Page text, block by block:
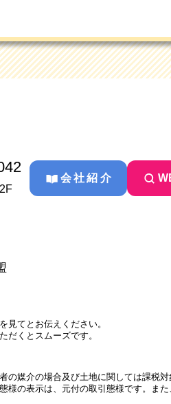
会社紹介
見てとお伝えください。
だくとスムーズです。
媒介の場合及び土地に関しては課税対
様の表示は、元付の取引態様です。ま